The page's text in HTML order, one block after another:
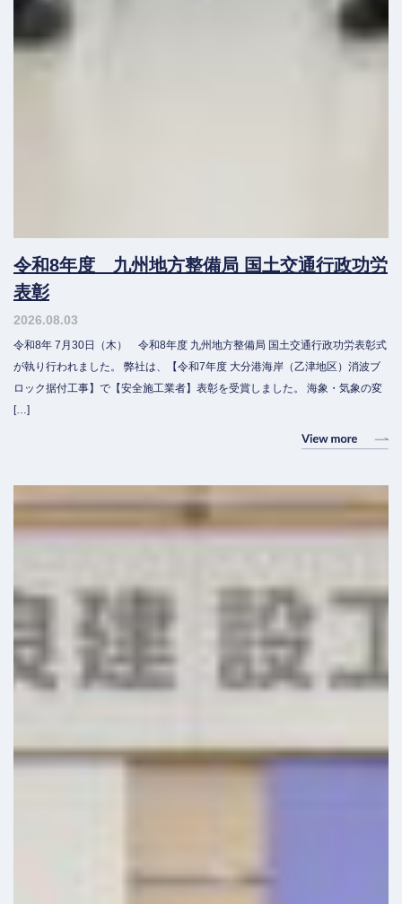
令和8年度 九州地方整備局 国土交通行政功労
表彰
2026.08.03
令和8年 7月30日（木） 令和8年度 九州地方整備局 国土交通行政功労表彰式
が執り行われました。 弊社は、【令和7年度 大分港海岸（乙津地区）消波ブ
ロック据付工事】で【安全施工業者】表彰を受賞しました。 海象・気象の変
[…]